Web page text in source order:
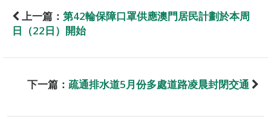
上一篇： 第42輪保障口罩供應澳門居民計劃於本周
日（22日）開始
下一篇： 疏通排水道5月份多處道路凌晨封閉交通